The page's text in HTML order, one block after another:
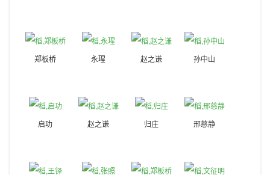
郑板桥 永瑆 赵之谦 孙中山
启功 赵之谦 归庄 邢慈静